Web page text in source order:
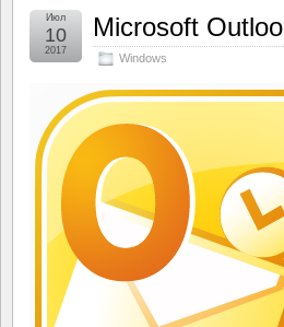
Microsoft
Windows
Июл
10
2017